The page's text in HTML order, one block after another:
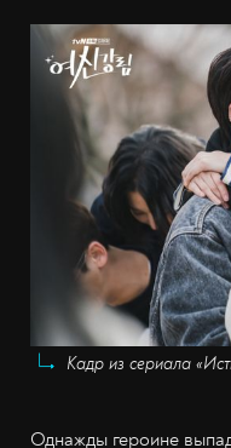
Кадр из сериала
Однажды героине